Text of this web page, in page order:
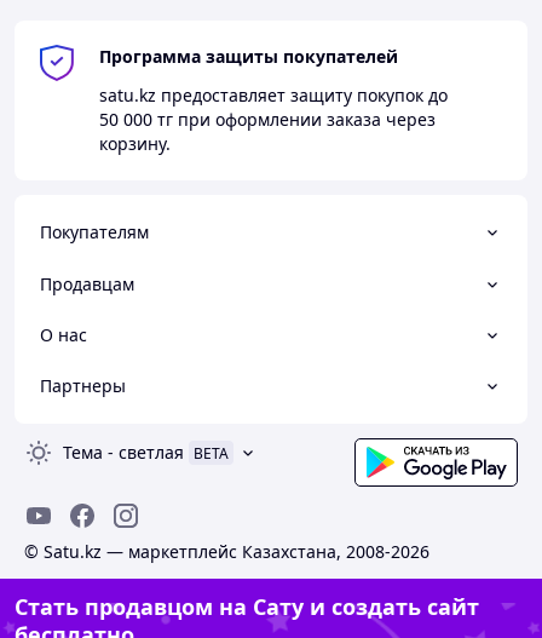
Программа защиты покупателей
satu.kz предоставляет защиту покупок до
50 000 тг при оформлении заказа через
корзину.
Покупателям
Продавцам
О нас
Партнеры
Тема - светлая BETA
© Satu.kz — маркетплейс Казахстана, 2008-2026
Стать продавцом на Сату и создать сайт